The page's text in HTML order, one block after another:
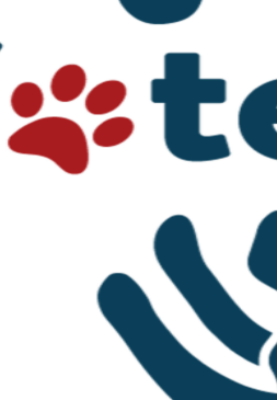
ihre Grenzen gekommen.
es geschafft ihre Familie
Wenn sich niemand
ersten Blick nichts
der vorhandenen Kinder und